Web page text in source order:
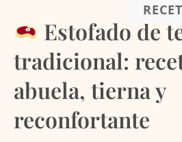
Estofado de
tradicional:
abuela, tierna y
reconfortante